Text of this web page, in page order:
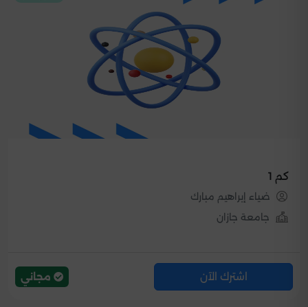
كم 1
ضياء إبراهيم مبارك
جامعة جازان
اشترك الآن مجاني